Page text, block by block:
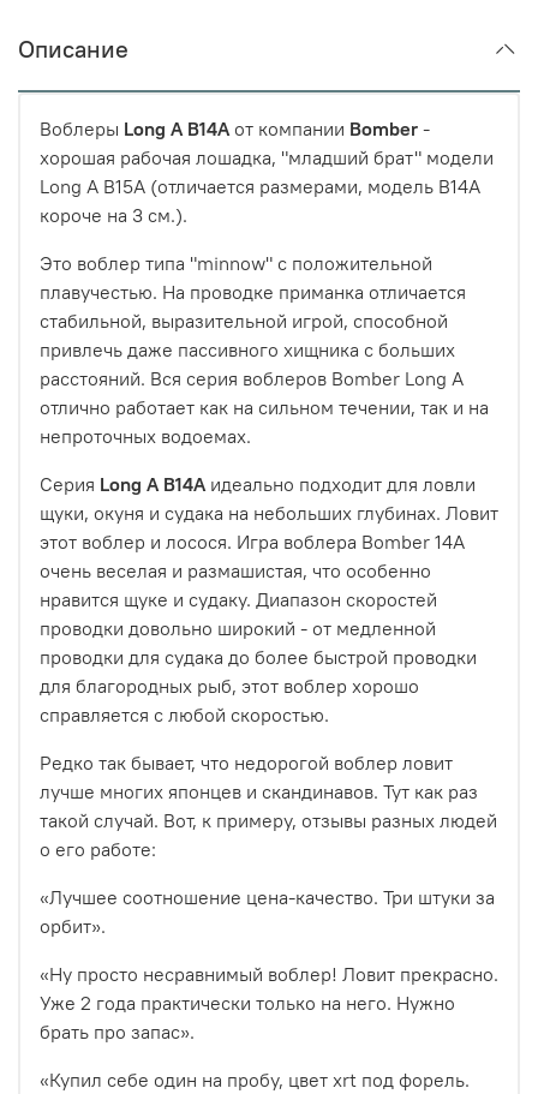
Описание
Воблеры Long A B14A от компании Bomber -
хорошая рабочая лошадка, "младший брат" модели
Long A B15A (отличается размерами, модель B14A
короче на 3 см.).
Это воблер типа "minnow" с положительной
плавучестью. На проводке приманка отличается
стабильной, выразительной игрой, способной
привлечь даже пассивного хищника с больших
расстояний. Вся серия воблеров Bomber Long A
отлично работает как на сильном течении, так и на
непроточных водоемах.
Серия Long A B14A идеально подходит для ловли
щуки, окуня и судака на небольших глубинах. Ловит
этот воблер и лосося. Игра воблера Bomber 14A
очень веселая и размашистая, что особенно
нравится щуке и судаку. Диапазон скоростей
проводки довольно широкий - от медленной
проводки для судака до более быстрой проводки
для благородных рыб, этот воблер хорошо
справляется с любой скоростью.
Редко так бывает, что недорогой воблер ловит
лучше многих японцев и скандинавов. Тут как раз
такой случай. Вот, к примеру, отзывы разных людей
о его работе:
«Лучшее соотношение цена-качество. Три штуки за
орбит».
«Ну просто несравнимый воблер! Ловит прекрасно.
Уже 2 года практически только на него. Нужно
брать про запас».
«Купил себе один на пробу, цвет xrt под форель.